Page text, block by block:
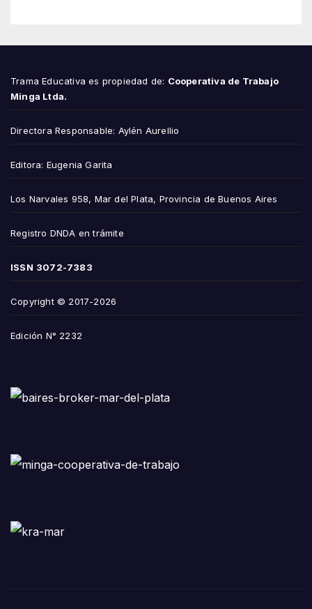
Trama Educativa es propiedad de: Cooperativa de Trabajo
Minga Ltda.
Directora Responsable: Aylén Aurellio
Editora: Eugenia Garita
Los Narvales 958, Mar del Plata, Provincia de Buenos Aires
Registro DNDA en trámite
ISSN 3072-7383
Copyright © 2017-2026
Edición N° 2232